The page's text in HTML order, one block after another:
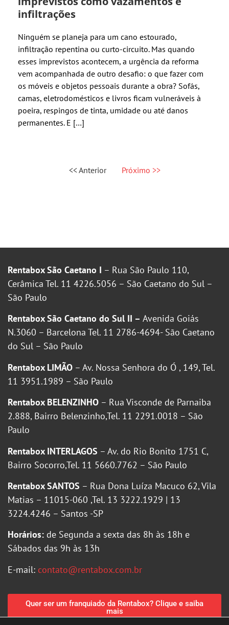
infiltrações
Ninguém se planeja para um cano estourado,
infiltração repentina ou curto-circuito. Mas quando
esses imprevistos acontecem, a urgência da reforma
vem acompanhada de outro desafio: o que fazer com
os móveis e objetos pessoais durante a obra? Sofás,
camas, eletrodomésticos e livros ficam vulneráveis à
poeira, respingos de tinta, umidade ou até danos
permanentes. E […]
<< Anterior Próximo >>
Rentabox São Caetano I – Rua São Paulo 110,
Cerâmica Tel. 11 4226.5056 – São Caetano do Sul –
São Paulo
Rentabox São Caetano do Sul II – Avenida Goiás
N.3060 – Barcelona Tel. 11 2786-4694- São Caetano
do Sul – São Paulo
Rentabox LIMÃO – Av. Nossa Senhora do Ó , 149, Tel.
11 3951.1989 – São Paulo
Rentabox BELENZINHO – Rua Visconde de Parnaiba
2.888, Bairro Belenzinho,Tel. 11 2291.0018 – São
Paulo
Rentabox INTERLAGOS – Av. do Rio Bonito 1751 C,
Bairro Socorro,Tel. 11 5660.7762 – São Paulo
Rentabox SANTOS – Rua Dona Luíza Macuco 62, Vila
Matias – 11015-060 ,Tel. 13 3222.1929 | 13
3224.4246 – Santos -SP
Horários: de Segunda a sexta das 8h às 18h e
Sábados das 9h às 13h
E-mail: contato@rentabox.com.br
Quer ser um franquiado da Rentabox? Clique e saiba
mais